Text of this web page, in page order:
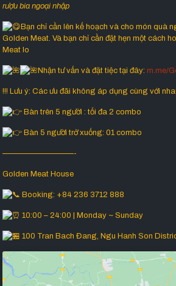
rượu bia ngoại nhập
Bạn chỉ cần lên kế hoạch và cho món quà
Golden Meat. Và bạn chỉ cần đặt hẹn một cách
Meat lo
Nhận tư vấn và đặt tiệc tại đây:m.me/
!!! Lưu ý: Các ưu đãi không áp dụng cùng với
Bàn trên 5 người : tối đa 2 combo
Bàn 5 người trở xuống: 01 combo
—————————-
Golden Meat House
Booking: +84 236 3712 888
10:00 – 24:00 | Monday ~ Sunday
100 Tran Bach Đang, Ngu Hanh Son